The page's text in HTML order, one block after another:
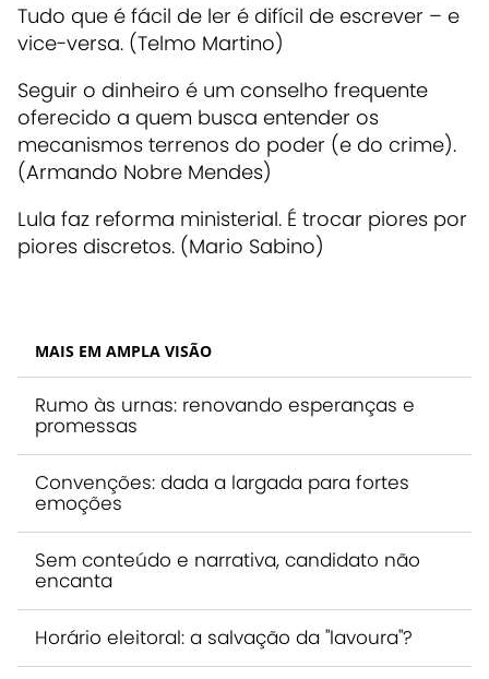
Tudo que é fácil de ler é difícil de escrever – e
vice-versa. (Telmo Martino)
Seguir o dinheiro é um conselho frequente
oferecido a quem busca entender os
mecanismos terrenos do poder (e do crime).
(Armando Nobre Mendes)
Lula faz reforma ministerial. É trocar piores por
piores discretos. (Mario Sabino)
MAIS EM AMPLA VISÃO
Rumo às urnas: renovando esperanças e
promessas
Convenções: dada a largada para fortes
emoções
Sem conteúdo e narrativa, candidato não
encanta
Horário eleitoral: a salvação da "lavoura"?